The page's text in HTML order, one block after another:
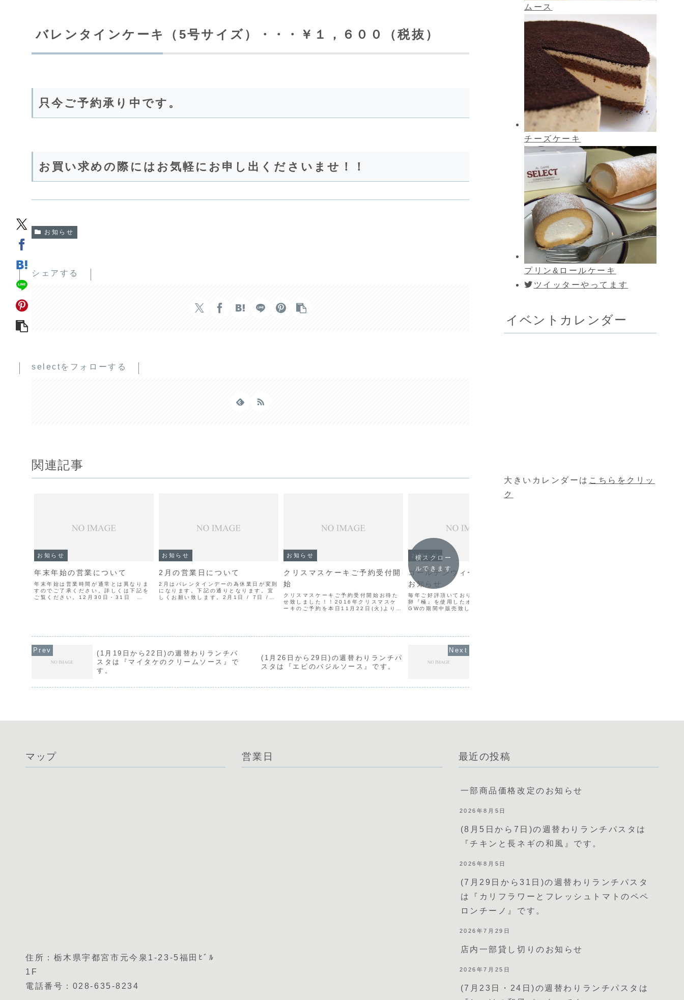
バレンタインケーキ（5号サイズ）・・・￥１，６００（税抜）
只今ご予約承り中です。
お買い求めの際にはお気軽にお申し出くださいませ！！
お知らせ
シェアする
selectをフォローする
関連記事
お知らせ
年末年始の営業について
年末年始は営業時間が通常とは異なりま
すのでご了承ください。詳しくは下記を
ご覧ください。12月30日・31日
お知らせ
2月の営業日について
2月はバレンタインデーの為休業日が変則
になります。下記の通りとなります。宜
しくお願い致します。2月1日 / 7日 /
お知らせ
クリスマスケーキご予約受付開
始
クリスマスケーキご予約受付開始お待た
せ致しました！！2016年クリスマスケ
ーキのご予約を本日11月22日(火)より開
お知らせ
ゴールデンウィーク特別企画の
お知らせ
毎年ご好評頂いております。究極の御養
卵『極』を使用したオムライス、今年も
GWの期間中販売致します。詳しくはお
横スクロー
ルできます
(1月19日から22日)の週替わりランチパ
スタは『マイタケのクリームソース』で
す。
(1月26日から29日)の週替わりランチパ
スタは『エビのバジルソース』です。
ムース
チーズケーキ
プリン&ロールケーキ
ツイッターやってます
イベントカレンダー
大きいカレンダーは こちらをクリッ
ク
マップ
住所：栃木県宇都宮市元今泉1-23-5福田ﾋﾞﾙ
1F
電話番号：028-635-8234
営業日 最近の投稿
一部商品価格改定のお知らせ
2026年8月5日
(8月5日から7日)の週替わりランチパスタは
『チキンと長ネギの和風』です。
2026年8月5日
(7月29日から31日)の週替わりランチパスタ
は『カリフラワーとフレッシュトマトのペペ
ロンチーノ』です。
2026年7月29日
店内一部貸し切りのお知らせ
2026年7月25日
(7月23日・24日)の週替わりランチパスタは